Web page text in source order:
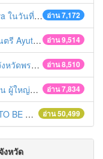
อ่าน 7,172
วาคม 2560
อ่าน 9,514
the bands
อ่าน 8,510
ธยา 2560
อ่าน 7,834
บ้าน ฯลฯ
อ่าน 50,499
ONE
งหวัด